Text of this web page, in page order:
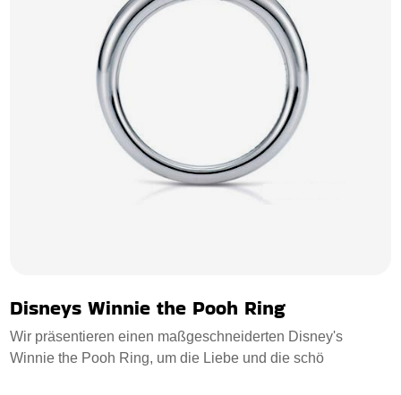
Disneys Winnie the Pooh Ring
Wir präsentieren einen maßgeschneiderten Disney's
Winnie the Pooh Ring, um die Liebe und die schö